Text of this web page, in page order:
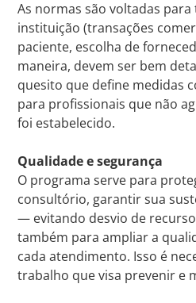
As normas são voltadas
instituição (transações
paciente, escolha de
maneira, devem ser bem
quesito que define medidas
para profissionais que não
foi estabelecido.
Qualidade e segurança
O programa serve para
consultório, garantir sua
— evitando desvio de
também para ampliar a
cada atendimento. Isso é
trabalho que visa prevenir e